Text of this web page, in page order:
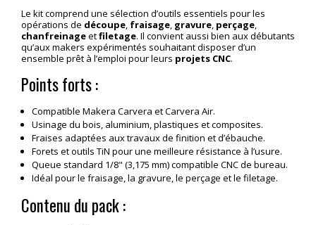
Le kit comprend une sélection d’outils essentiels pour les
opérations de découpe, fraisage, gravure, perçage,
chanfreinageetfiletage. Il convient aussi bien aux débutants
qu’aux makers expérimentés souhaitant disposer d’un
ensemble prêt à l’emploi pour leurs projets CNC.
Points forts :
Compatible Makera Carvera et Carvera Air.
Usinage du bois, aluminium, plastiques et composites.
Fraises adaptées aux travaux de finition et d’ébauche.
Forets et outils TiN pour une meilleure résistance à l’usure.
Queue standard 1/8" (3,175 mm) compatible CNC de bureau.
Idéal pour le fraisage, la gravure, le perçage et le filetage.
Contenu du pack :